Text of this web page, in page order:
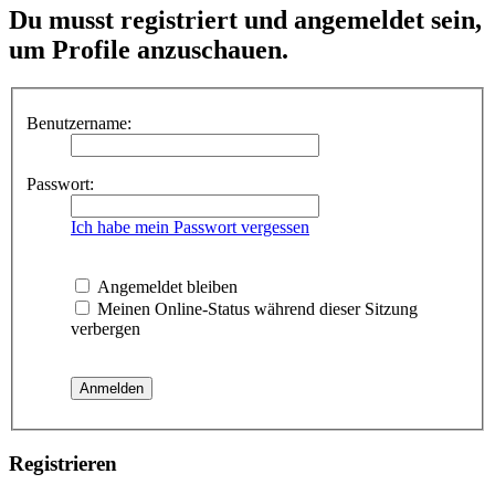
Du musst registriert und angemeldet sein,
um Profile anzuschauen.
Benutzername:
Passwort:
Ich habe mein Passwort vergessen
Angemeldet bleiben
Meinen Online-Status während dieser Sitzung
verbergen
Registrieren